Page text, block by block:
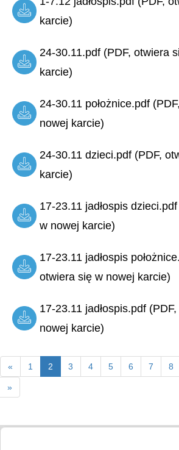
karcie)
24-30.11.pdf (PDF, otwiera
karcie)
24-30.11 położnice.pdf
nowej karcie)
24-30.11 dzieci.pdf (PDF,
karcie)
17-23.11 jadłospis
w nowej karcie)
17-23.11 jadłospis
otwiera się w nowej karcie)
17-23.11 jadłospis.pdf
nowej karcie)
« 1 2 3 4 5 6 7 8
»